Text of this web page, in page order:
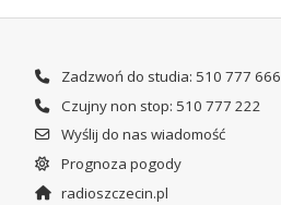
Zadzwoń do studia: 510 777 666
Czujny non stop: 510 777 222
Wyślij do nas wiadomość
Prognoza pogody
radioszczecin.pl